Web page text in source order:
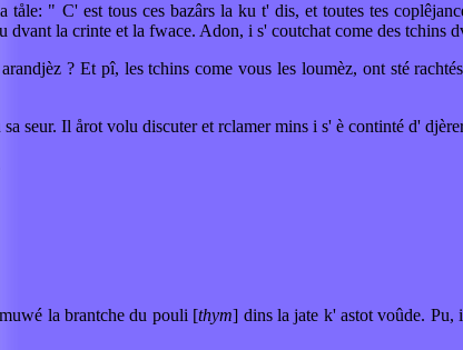
tåle: " C' est tous ces bazârs la ku t' dis, et toutes tes
la crinte et la fwace. Adon, i s' coutchat come des tchins
? Et pî, les tchins come vous les loumèz, ont sté
seur. Il årot volu discuter et rclamer mins i s' è continté d'
la brantche du pouli [thym] dins la jate k' astot voûde. Pu,